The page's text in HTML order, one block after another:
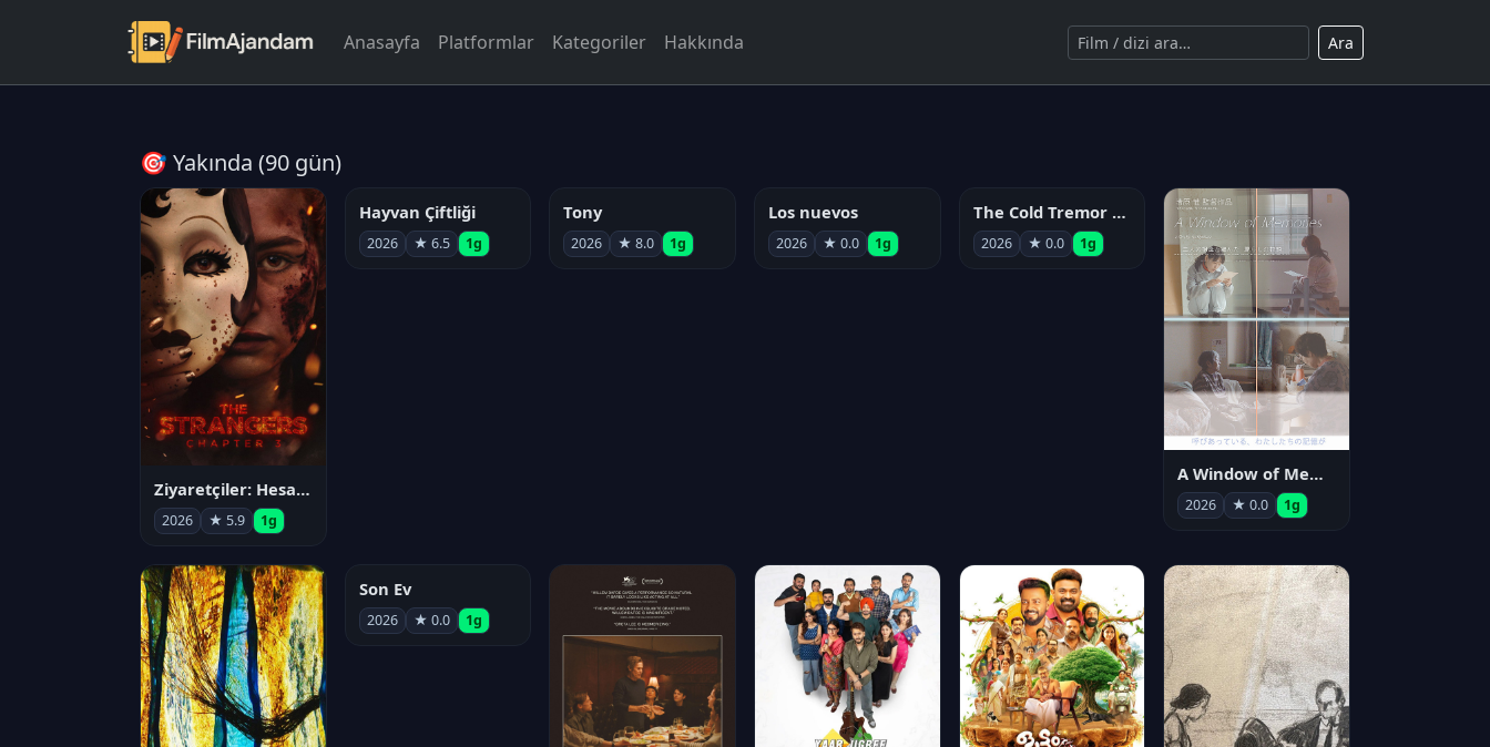
Anasayfa Platformlar Kategoriler Hakkında Ara
🎯 Yakında (90 gün)
Ziyaretçiler: Hesaplaşma
2026 ★ 5.9 1g
Hayvan Çiftliği
2026 ★ 6.5 1g
Tony
2026 ★ 8.0 1g
Los nuevos
2026 ★ 0.0 1g
The Cold Tremor Experiment
2026 ★ 0.0 1g
A Window of Memories
2026 ★ 0.0 1g
Son Ev
2026 ★ 0.0 1g